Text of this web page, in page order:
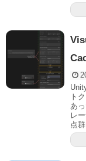
ト
あ
レ
点